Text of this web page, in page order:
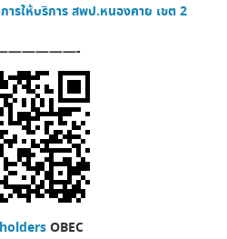
ารให้บริการสพป.หนองคาย เขต 2
OBEC